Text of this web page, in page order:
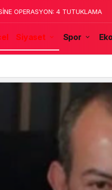
katledildiğini 13 yaşındaki çocuk
Siyaset Spor